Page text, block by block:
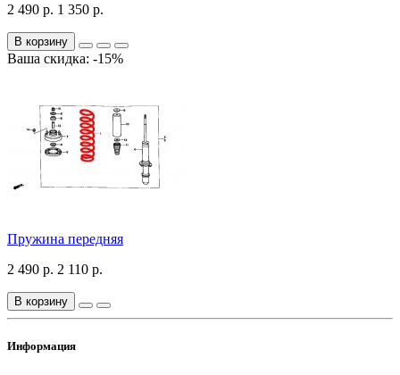
2 490 р. 1 350 р.
В корзину
Ваша скидка: -15%
Пружина передняя
2 490 р. 2 110 р.
В корзину
Информация